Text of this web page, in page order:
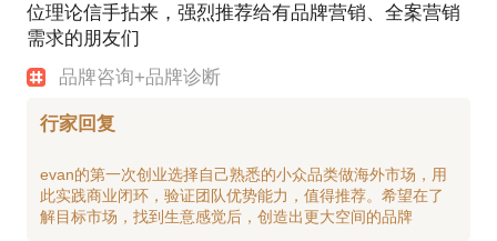
位理论信手拈来，强烈推荐给有品牌营销、全案营销
需求的朋友们
品牌咨询+品牌诊断
行家回复
evan的第一次创业选择自己熟悉的小众品类做海外市场，用
此实践商业闭环，验证团队优势能力，值得推荐。希望在了